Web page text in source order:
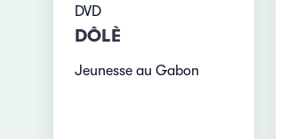
DVD
DÔLÈ
Jeunesse au Gabon